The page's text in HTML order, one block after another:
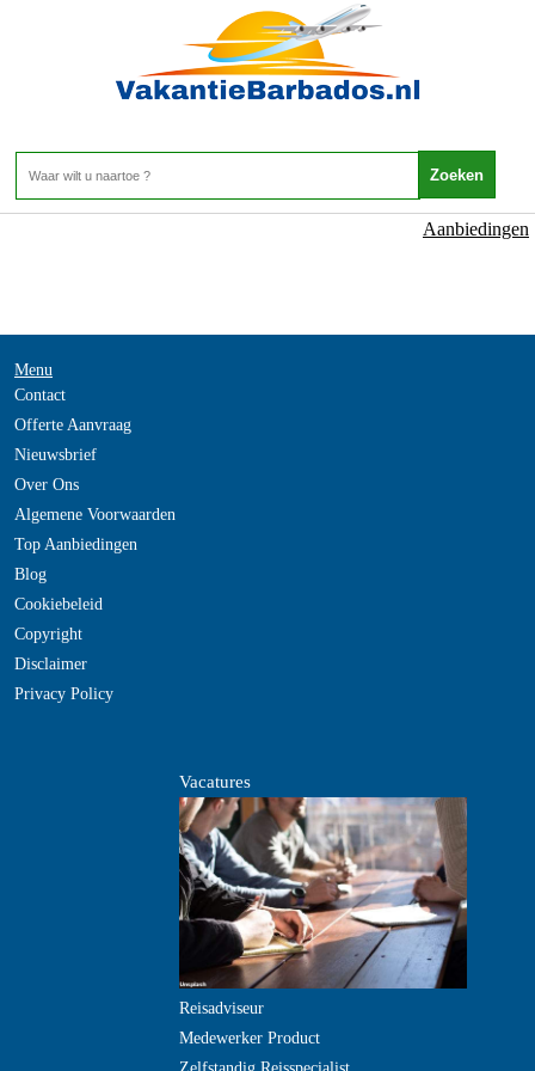
Home>
Aanbiedingen
Menu
Contact
Offerte Aanvraag
Nieuwsbrief
Over Ons
Algemene Voorwaarden
Top Aanbiedingen
Blog
Cookiebeleid
Copyright
Disclaimer
Privacy Policy
Vacatures
Reisadviseur
Medewerker Product